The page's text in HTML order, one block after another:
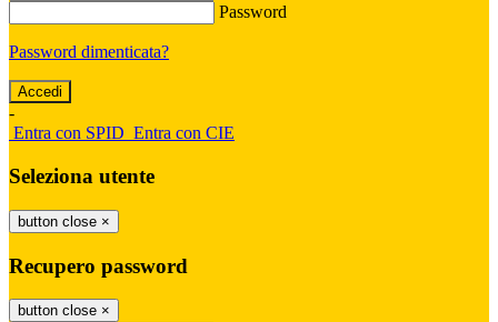
Password
Password dimenticata?
-
Entra con SPID Entra con CIE
Seleziona utente
button close ×
Recupero password
button close ×